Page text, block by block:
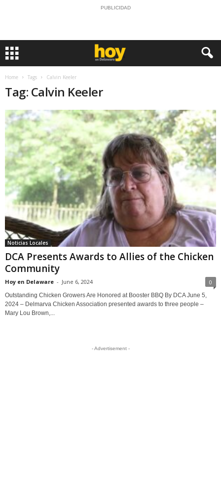
PUBLICIDAD
Home Tags Calvin Keeler
Tag: Calvin Keeler
Noticias Locales
DCA Presents Awards to Allies of the Chicken
Community
Hoy en Delaware - June 6, 2024 0
Outstanding Chicken Growers Are Honored at Booster BBQ By DCA June 5,
2024 – Delmarva Chicken Association presented awards to three people –
Mary Lou Brown,...
- Advertisement -